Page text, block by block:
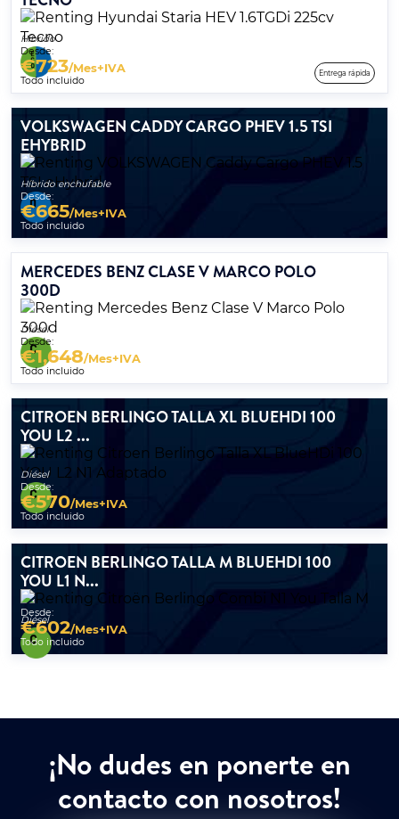
Híbrido
Desde:
€723/Mes+IVA
Todo incluido
Entrega rápida
VOLKSWAGEN CADDY CARGO PHEV 1.5 TSI
EHYBRID
Híbrido enchufable
Desde:
€665/Mes+IVA
Todo incluido
MERCEDES BENZ CLASE V MARCO POLO
300D
Diésel
Desde:
€1,648/Mes+IVA
Todo incluido
CITROEN BERLINGO TALLA XL BLUEHDI 100
YOU L2 ...
Diésel
Desde:
€570/Mes+IVA
Todo incluido
CITROEN BERLINGO TALLA M BLUEHDI 100
YOU L1 N...
Diésel
Desde:
€602/Mes+IVA
Todo incluido
¡No dudes en ponerte en
contacto con nosotros!